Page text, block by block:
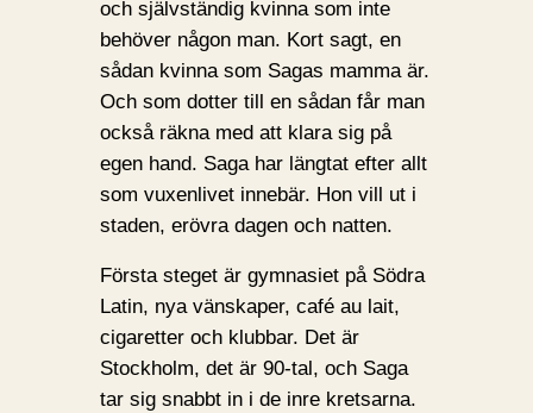
och självständig kvinna som inte
behöver någon man. Kort sagt, en
sådan kvinna som Sagas mamma är.
Och som dotter till en sådan får man
också räkna med att klara sig på
egen hand. Saga har längtat efter allt
som vuxenlivet innebär. Hon vill ut i
staden, erövra dagen och natten.
Första steget är gymnasiet på Södra
Latin, nya vänskaper, café au lait,
cigaretter och klubbar. Det är
Stockholm, det är 90-tal, och Saga
tar sig snabbt in i de inre kretsarna.